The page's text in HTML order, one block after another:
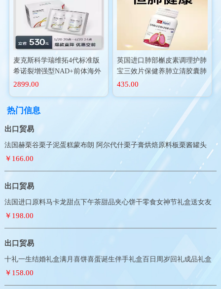
麦克斯科学瑞维拓4代标准版
希诺裂增强型NAD+前体海外
进口
2899.00
英国进口肺部槲皮素调理护肺
宝三效片保健养肺立清胶囊肺
动力二氢
435.00
热门信息
出口贸易
法国赫栗谷栗子泥蛋糕蒙布朗 阿尔代什栗子膏烘焙原料板栗酱罐头
￥166.00
出口贸易
法国进口原料马卡龙甜点下午茶甜品夹心饼干零食女神节礼盒送女友
￥198.00
出口贸易
十礼一生结婚礼盒满月喜饼喜蛋诞生伴手礼盒百日周岁回礼成品礼盒
￥158.00